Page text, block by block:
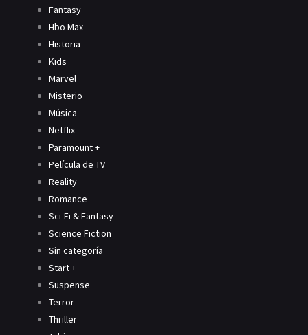
Fantasy
Hbo Max
Historia
Kids
Marvel
Misterio
Música
Netflix
Paramount +
Película de TV
Reality
Romance
Sci-Fi & Fantasy
Science Fiction
Sin categoría
Start +
Suspense
Terror
Thriller